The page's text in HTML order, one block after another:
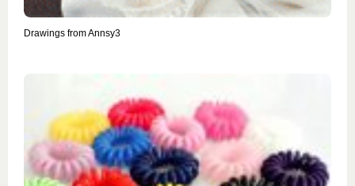
Drawings from Annsy3